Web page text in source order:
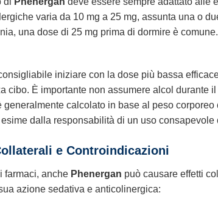
varia da 10 mg a 25 mg, assunta una o
una dose di 25 mg prima di dormire è
iniziare con la dose più bassa
cibo. È importante non assumere alcol durante
generalmente calcolato in base al peso
dalla responsabilità di un uso consapevole
e Controindicazioni
farmaci, anche Phenergan può causare effetti
azione sedativa e anticolinergica: